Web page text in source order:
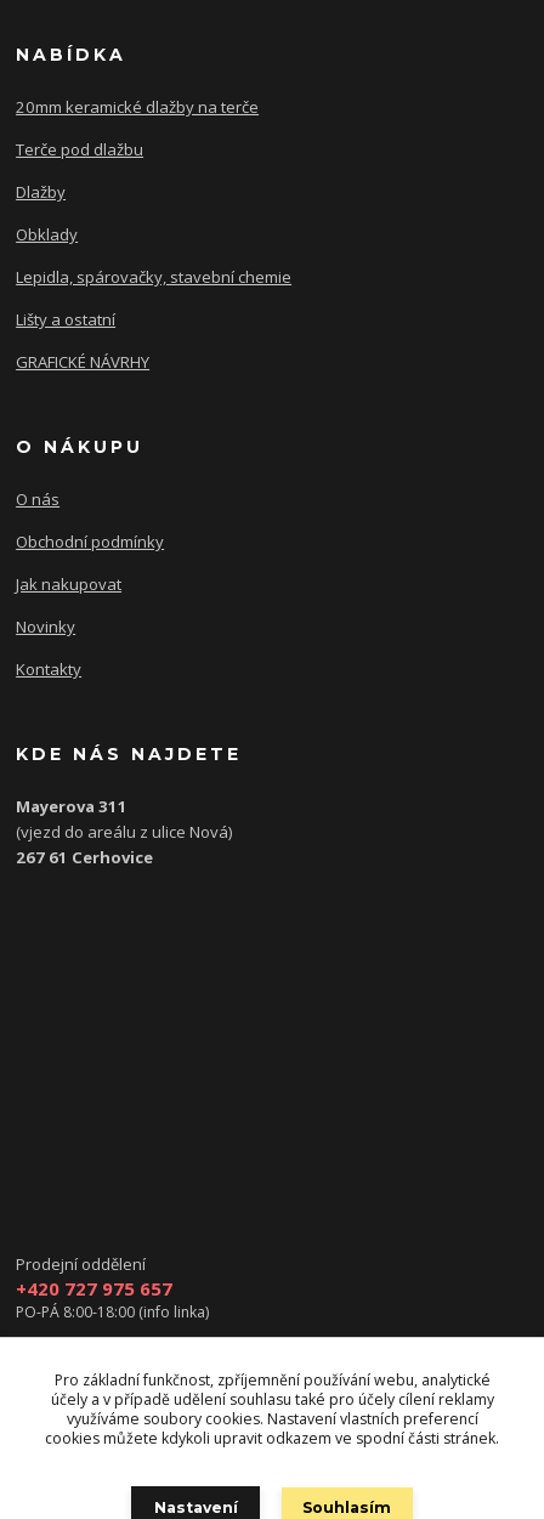
NABÍDKA
20mm keramické dlažby na terče
Terče pod dlažbu
Dlažby
Obklady
Lepidla, spárovačky, stavební chemie
Lišty a ostatní
GRAFICKÉ NÁVRHY
O NÁKUPU
O nás
Obchodní podmínky
Jak nakupovat
Novinky
Kontakty
KDE NÁS NAJDETE
Mayerova 311
(vjezd do areálu z ulice Nová)
267 61 Cerhovice
Prodejní oddělení
+420 727 975 657
PO-PÁ 8:00-18:00 (info linka)
Upravit sběr cookies.
Pro základní funkčnost, zpříjemnění používání webu, analytické
účely a v případě udělení souhlasu také pro účely cílení reklamy
využíváme soubory cookies. Nastavení vlastních preferencí
cookies můžete kdykoli upravit odkazem ve spodní části stránek.
Nastavení Souhlasím